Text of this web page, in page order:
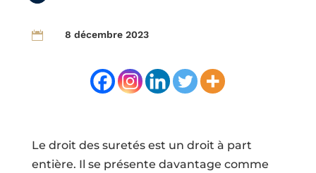
 8 décembre 2023
Le droit des suretés est un droit à part
entière. Il se présente davantage comme